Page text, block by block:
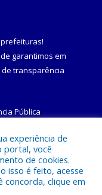
!
garantimos em
de transparência
Pública
Municipal de
experiência de
portal, você
de cookies.
isso é feito, acesse
concorda, clique em